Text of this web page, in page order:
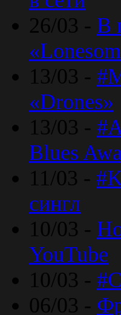
26/03 - В
13/03 -
«Drones»
13/03 -
Blues
11/03 -
сингл
10/03 -
YouTube
10/03 -
06/03 -